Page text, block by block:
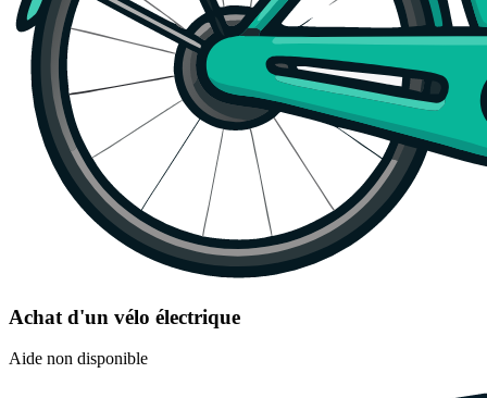
Achat d'un vélo électrique
Aide non disponible